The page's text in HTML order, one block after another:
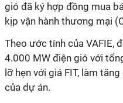
gió đã ký hợp đồng mua
kịp vận hành thương mại
Theo ước tính của VAFIE,
4.000 MW điện gió với
lỡ hẹn với giá FIT, làm
của dự án.